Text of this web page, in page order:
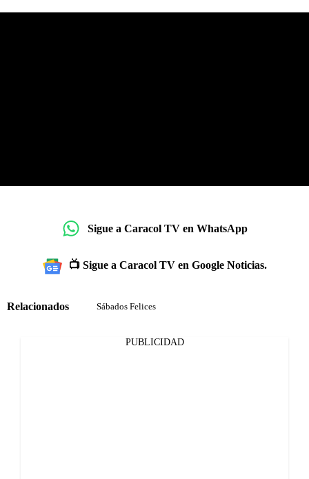
Sigue a Caracol TV en WhatsApp
📺 Sigue a Caracol TV en Google Noticias.
Relacionados Sábados Felices
PUBLICIDAD